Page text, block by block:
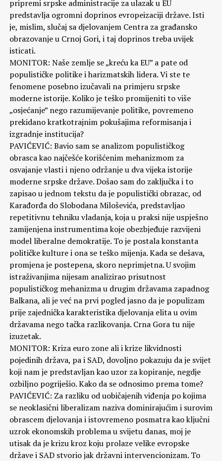
pripremi srpske administracije za ulazak u EU
predstavlja ogromni doprinos evropeizaciji države. Isti
je, mislim, slučaj sa djelovanjem Centra za građansko
obrazovanje u Crnoj Gori, i taj doprinos treba uvijek
isticati.
MONITOR: Naše zemlje se „kreću ka EU” a pate od
populističke politike i harizmatskih lidera. Vi ste te
fenomene posebno izučavali na primjeru srpske
moderne istorije. Koliko je teško promijeniti to više
„osjećanje” nego razumijevanje politike, povremeno
prekidano kratkotrajnim pokušajima reformisanja i
izgradnje institucija?
PAVIĆEVIĆ: Bavio sam se analizom populističkog
obrasca kao najčešće korišćenim mehanizmom za
osvajanje vlasti i njeno održanje u dva vijeka istorije
moderne srpske države. Došao sam do zaključka i to
zapisao u jednom tekstu da je populistički obrazac, od
Karađorđa do Slobodana Miloševića, predstavljao
repetitivnu tehniku vladanja, koja u praksi nije uspješno
zamijenjena instrumentima koje obezbjeđuje razvijeni
model liberalne demokratije. To je postala konstanta
političke kulture i ona se teško mijenja. Kada se dešava,
promjena je postepena, skoro neprimjetna. U svojim
istraživanjima nijesam analizirao prisutnost
populističkog mehanizma u drugim državama zapadnog
Balkana, ali je već na prvi pogled jasno da je populizam
prije zajednička karakteristika djelovanja elita u ovim
državama nego tačka razlikovanja. Crna Gora tu nije
izuzetak.
MONITOR: Kriza euro zone ali i krize likvidnosti
pojedinih država, pa i SAD, dovoljno pokazuju da je svijet
koji nam je predstavljan kao uzor za kopiranje, negdje
ozbiljno pogriješio. Kako da se odnosimo prema tome?
PAVIĆEVIĆ: Za razliku od uobičajenih viđenja po kojima
se neoklasični liberalizam naziva dominirajućim i surovim
obrascem djelovanja i istovremeno posmatra kao ključni
uzrok ekonomskih problema u svijetu danas, moj je
utisak da je krizu kroz koju prolaze velike evropske
države i SAD stvorio jak državni intervencionizam. To